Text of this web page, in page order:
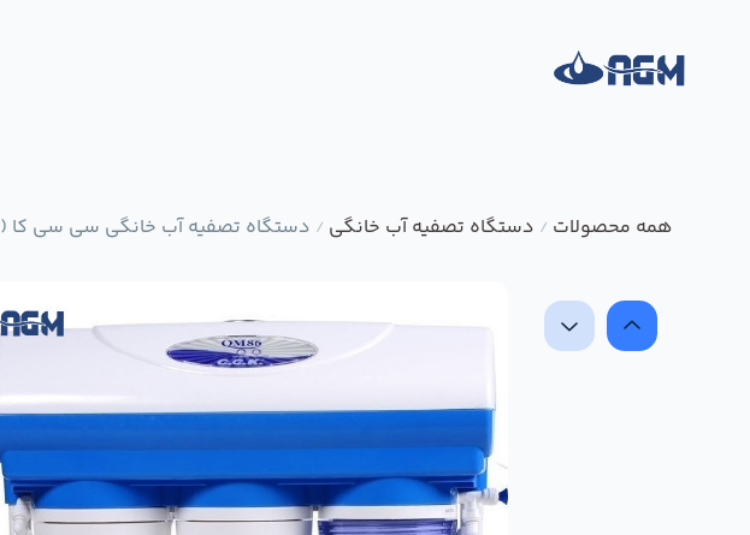
همه محصولات / دستگاه تصفیه آب خانگی / دستگاه تصفیه آب خانگی سی سی کا (C.C.K) مدل QM_86 تایوان